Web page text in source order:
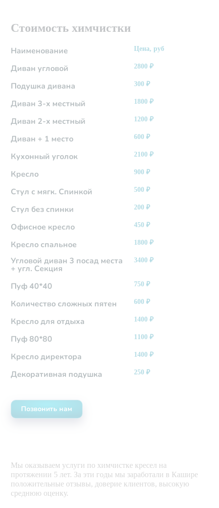
Стоимость химчистки
Наименование Цена, руб
Диван угловой 2800 ₽
Подушка дивана 300 ₽
Диван 3-х местный 1800 ₽
Диван 2-х местный 1200 ₽
Диван + 1 место 600 ₽
Кухонный уголок 2100 ₽
Кресло 900 ₽
Стул с мягк. Спинкой 500 ₽
Стул без спинки 200 ₽
Офисное кресло 450 ₽
Кресло спальное 1800 ₽
Угловой диван 3 посад места
+ угл. Секция
3400 ₽
Пуф 40*40 750 ₽
Количество сложных пятен 600 ₽
Кресло для отдыха 1400 ₽
Пуф 80*80 1100 ₽
Кресло директора 1400 ₽
Декоративная подушка 250 ₽
Позвонить нам
Мы оказываем услуги по химчистке кресел на
протяжении 5 лет. За эти годы мы заработали в Кашире
положительные отзывы, доверие клиентов, высокую
среднюю оценку.